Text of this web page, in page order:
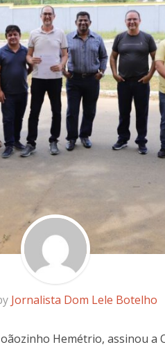
Jornalista Dom Lele Botelho
Hemétrio, assinou a